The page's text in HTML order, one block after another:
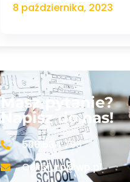
8 października, 2023
Masz pytanie?
Napisz do nas!
506 534 795
Oskbiuro@wp.pl